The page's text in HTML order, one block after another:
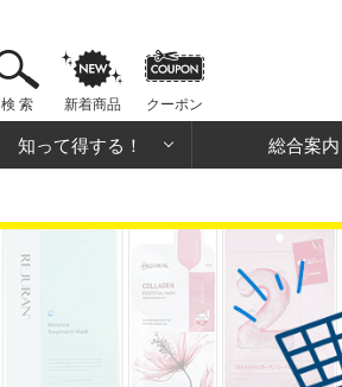
検 索 新着商品 クーポン
知って得する！ 総合案内